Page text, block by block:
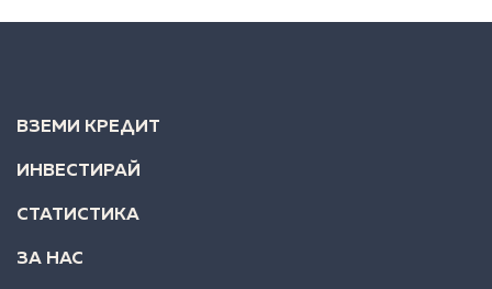
ВЗЕМИ КРЕДИТ
ИНВЕСТИРАЙ
СТАТИСТИКА
ЗА НАС